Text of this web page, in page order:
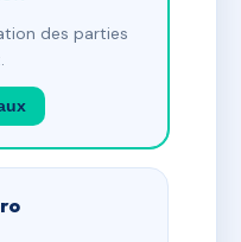
des parties